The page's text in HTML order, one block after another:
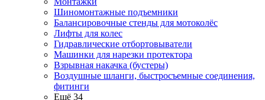
Шиномонтажные подъемники
Балансировочные стенды для мотоколёс
Лифты для колес
Гидравлические отбортовыватели
Машинки для нарезки протектора
Взрывная накачка (бустеры)
Воздушные шланги, быстросъемные соединения,
фитинги
Ещё 34